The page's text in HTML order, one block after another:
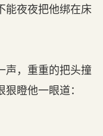
夜夜把他绑在床
声，重重的把头撞
瞪他一眼道：